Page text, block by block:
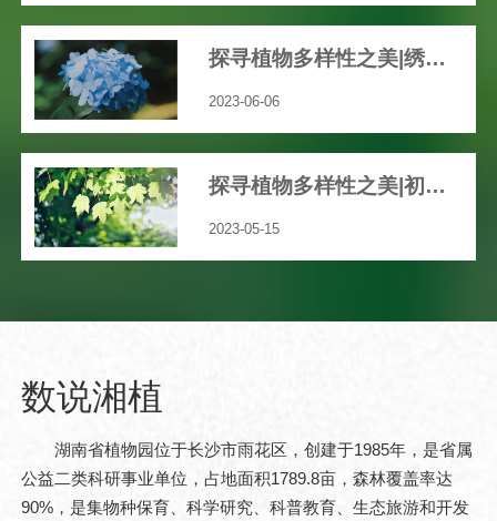
探寻植物多样性之美|绣球花开，共赴一场五彩缤纷的“仲夏之梦”吧！
2023-06-06
探寻植物多样性之美|初夏，我们身边那些绚丽多彩的草本花卉
2023-05-15
数说湘植
湖南省植物园位于长沙市雨花区，创建于1985年，是省属
公益二类科研事业单位，占地面积1789.8亩，森林覆盖率达
90%，是集物种保育、科学研究、科普教育、生态旅游和开发